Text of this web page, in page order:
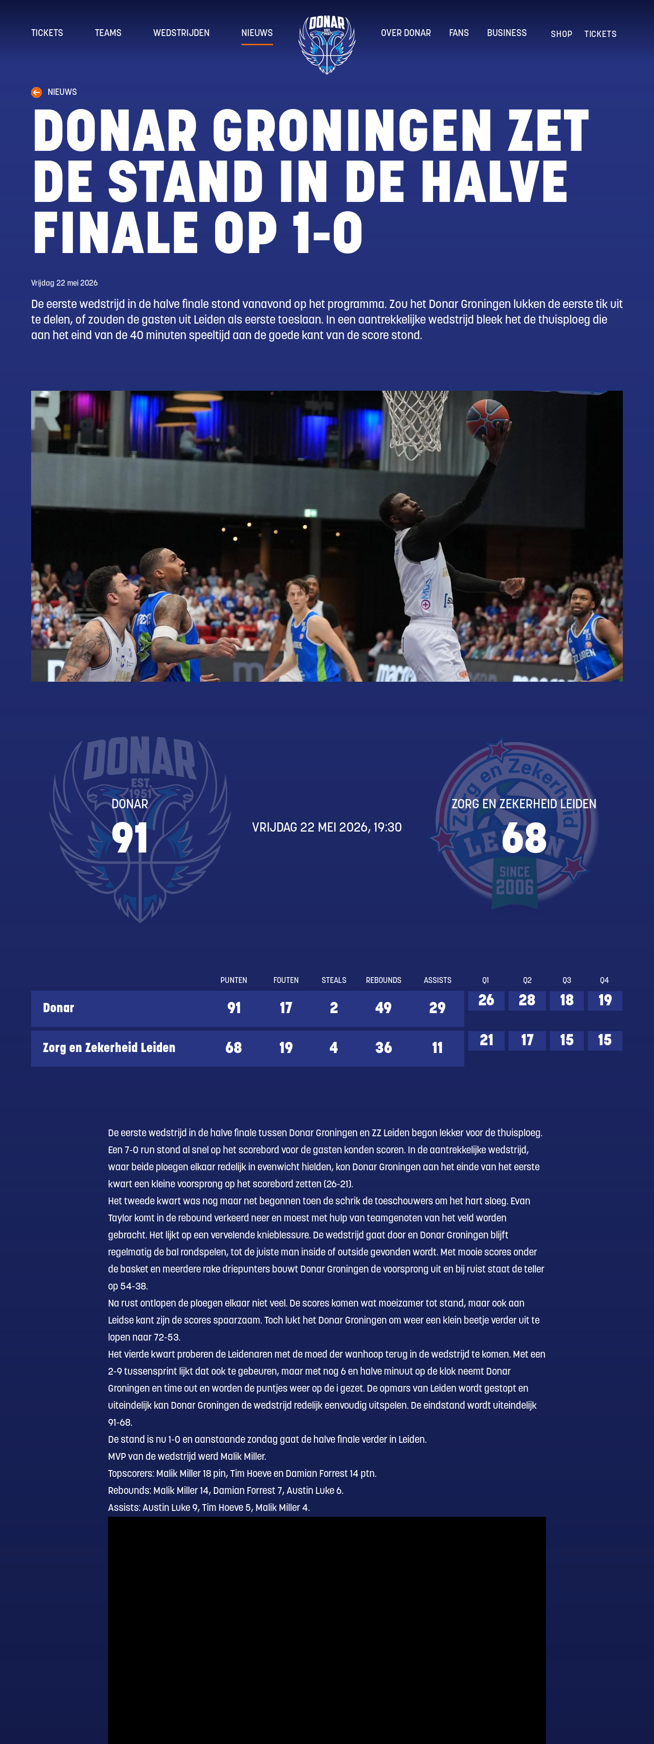
TICKETS TEAMS WEDSTRIJDEN NIEUWS OVER DONAR FANS BUSINESS SHOP TICKETS
NIEUWS
DONAR GRONINGEN ZET
DE STAND IN DE HALVE
FINALE OP 1-0
Vrijdag 22 mei 2026
De eerste wedstrijd in de halve finale stond vanavond op het programma. Zou het Donar Groningen lukken de eerste tik uit
te delen, of zouden de gasten uit Leiden als eerste toeslaan. In een aantrekkelijke wedstrijd bleek het de thuisploeg die
aan het eind van de 40 minuten speeltijd aan de goede kant van de score stond.
DONAR
91 VRIJDAG 22 MEI 2026, 19:30
ZORG EN ZEKERHEID LEIDEN
68
PUNTEN FOUTEN STEALS REBOUNDS ASSISTS Q1 Q2 Q3 Q4
Donar 91 17 2 49 29
26 28 18 19
Zorg en Zekerheid Leiden 68 19 4 36 11
21 17 15 15
De eerste wedstrijd in de halve finale tussen Donar Groningen en ZZ Leiden begon lekker voor de thuisploeg.
Een 7-0 run stond al snel op het scorebord voor de gasten konden scoren. In de aantrekkelijke wedstrijd,
waar beide ploegen elkaar redelijk in evenwicht hielden, kon Donar Groningen aan het einde van het eerste
kwart een kleine voorsprong op het scorebord zetten (26-21).
Het tweede kwart was nog maar net begonnen toen de schrik de toeschouwers om het hart sloeg. Evan
Taylor komt in de rebound verkeerd neer en moest met hulp van teamgenoten van het veld worden
gebracht. Het lijkt op een vervelende knieblessure. De wedstrijd gaat door en Donar Groningen blijft
regelmatig de bal rondspelen, tot de juiste man inside of outside gevonden wordt. Met mooie scores onder
de basket en meerdere rake driepunters bouwt Donar Groningen de voorsprong uit en bij ruist staat de teller
op 54-38.
Na rust ontlopen de ploegen elkaar niet veel. De scores komen wat moeizamer tot stand, maar ook aan
Leidse kant zijn de scores spaarzaam. Toch lukt het Donar Groningen om weer een klein beetje verder uit te
lopen naar 72-53.
Het vierde kwart proberen de Leidenaren met de moed der wanhoop terug in de wedstrijd te komen. Met een
2-9 tussensprint lijkt dat ook te gebeuren, maar met nog 6 en halve minuut op de klok neemt Donar
Groningen en time out en worden de puntjes weer op de i gezet. De opmars van Leiden wordt gestopt en
uiteindelijk kan Donar Groningen de wedstrijd redelijk eenvoudig uitspelen. De eindstand wordt uiteindelijk
91-68.
De stand is nu 1-0 en aanstaande zondag gaat de halve finale verder in Leiden.
MVP van de wedstrijd werd Malik Miller.
Topscorers: Malik Miller 18 pin, Tim Hoeve en Damian Forrest 14 ptn.
Rebounds: Malik Miller 14, Damian Forrest 7, Austin Luke 6.
Assists: Austin Luke 9, Tim Hoeve 5, Malik Miller 4.